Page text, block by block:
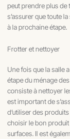
peut prendre plus de
s’assurer que toute
à la prochaine étape.
Frotter et nettoyer
Une fois que la salle
étape du ménage
consiste à nettoyer
est important de
d’utiliser des
choisir le bon
surfaces. Il est